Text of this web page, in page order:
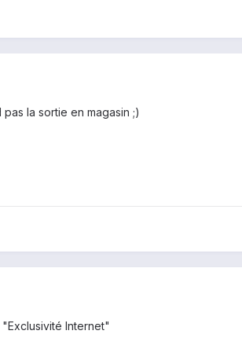
la sortie en magasin ;)
Internet"